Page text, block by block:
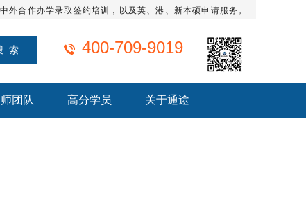
合作办学录取签约培训，以及英、港、新本硕申请服务。
400-709-9019
团队 高分学员 关于通途